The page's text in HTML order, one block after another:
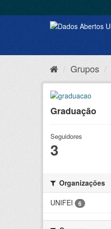
Grupos
Graduação
Seguidores
3
Organizações
UNIFEI
6